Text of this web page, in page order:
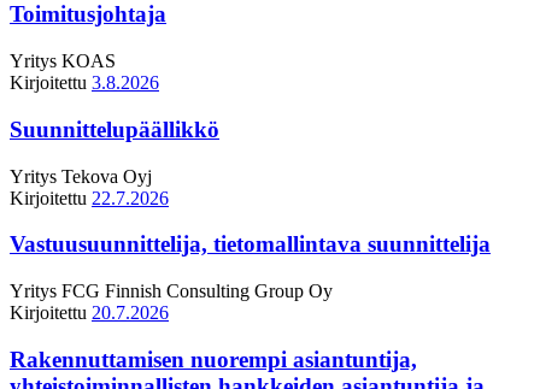
Toimitusjohtaja
Yritys KOAS
Kirjoitettu 3.8.2026
Suunnittelupäällikkö
Yritys Tekova Oyj
Kirjoitettu 22.7.2026
Vastuusuunnittelija, tietomallintava suunnittelija
Yritys FCG Finnish Consulting Group Oy
Kirjoitettu 20.7.2026
Rakennuttamisen nuorempi asiantuntija,